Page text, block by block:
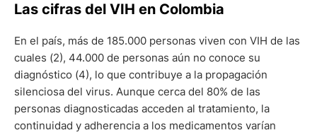
Las cifras del VIH en Colombia
En el país, más de 185.000 personas viven con VIH de las
cuales (2), 44.000 de personas aún no conoce su
diagnóstico (4), lo que contribuye a la propagación
silenciosa del virus. Aunque cerca del 80% de las
personas diagnosticadas acceden al tratamiento, la
continuidad y adherencia a los medicamentos varían